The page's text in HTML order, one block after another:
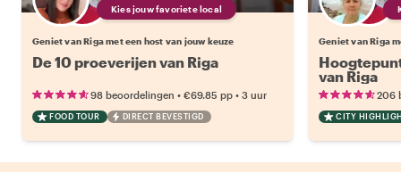
Kies jouw favoriete local
Geniet van Riga met een host van jouw keuze
De 10 proeverijen van Riga
98 beoordelingen • €69.85 pp • 3 uur
FOOD TOUR DIRECT BEVESTIGD
Geniet van Riga
van Riga
206
CITY